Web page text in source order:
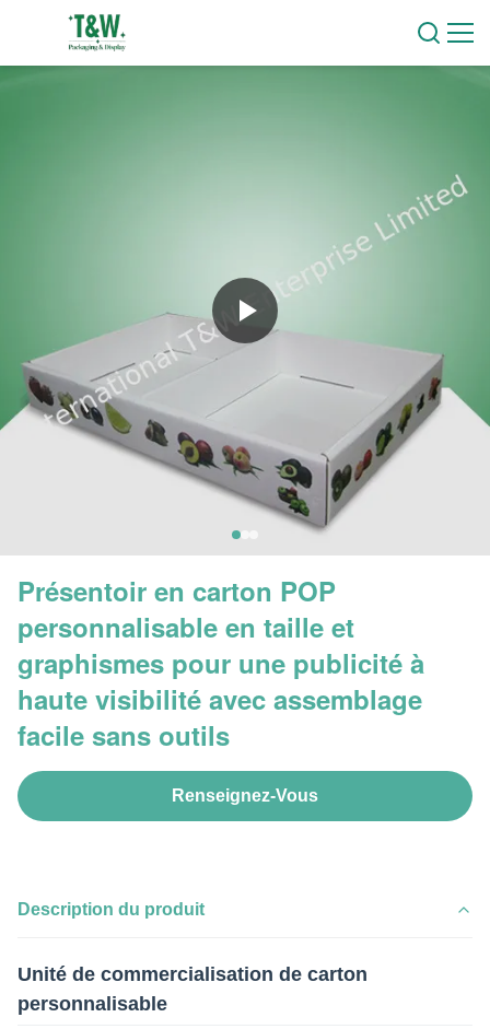
Présentoir en carton POP
personnalisable en taille et
graphismes pour une publicité à
haute visibilité avec assemblage
facile sans outils
Renseignez-Vous
Description du produit
Unité de commercialisation de carton
personnalisable